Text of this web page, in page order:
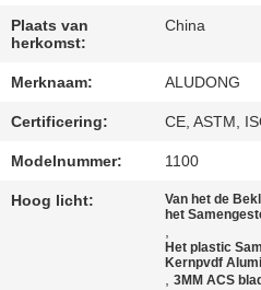
VRAAG
EEN
OFFERTE
SITEMAP
PRIVACYBELEID
Plaats van
herkomst:
China
Merknaam: ALUDONG
Certificering: CE, ASTM,
Modelnummer: 1100
Hoog licht:
Van het de
het
,
Het plastic
Kernpvdf
,3MM ACS